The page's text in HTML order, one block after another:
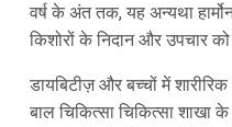
वर्ष के अंत तक, यह अन्यथा
किशोरों के निदान और उपचार
डायबिटीज़ और बच्चों में
बाल चिकित्सा चिकित्सा शाखा